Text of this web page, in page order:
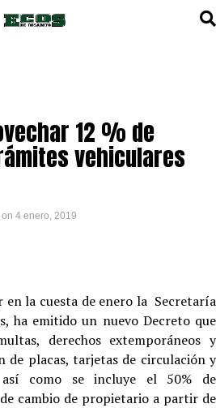
12 % de
vehiculares
on 4 enero, 2019
en la cuesta de enero la Secretaría
ha emitido un nuevo Decreto que
derechos extemporáneos y
de placas, tarjetas de circulación y
así como se incluye el 50% de
cambio de propietario a partir de